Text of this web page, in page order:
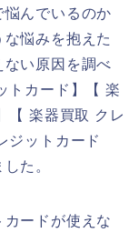
悩んでいるのか
悩みを抱えた
い原因を調べ
トカード】【 楽
楽器買取 クレ
ジットカード
た。
ードが使えな